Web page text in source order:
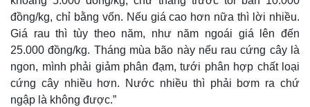
i
m
e
đồng/kg, chỉ bằng vốn. Nếu giá cao hơn nữa thì lời nhiều.
Giá rau thì tùy theo năm, như năm ngoái giá lên đến
25.000 đồng/kg. Tháng mùa bão này nếu rau cứng cây là
ngon, mình phải giảm phân đạm, tưới phân hợp chất loại
cứng cây nhiều hơn. Nước nhiều thì phải bơm ra chứ
ngập là không được.”